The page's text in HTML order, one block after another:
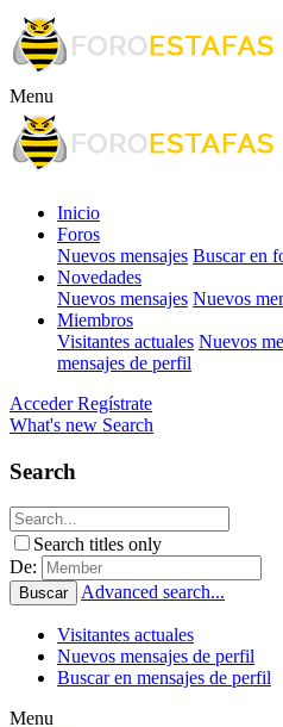
Menu
Inicio
Foros
Nuevos mensajes Buscar en
Novedades
Nuevos mensajes Nuevos
Miembros
Visitantes actuales Nuevos
mensajes de perfil
Acceder Regístrate
What's new Search
Search
Search titles only
De:
Buscar Advanced search...
Visitantes actuales
Nuevos mensajes de perfil
Buscar en mensajes de perfil
Menu